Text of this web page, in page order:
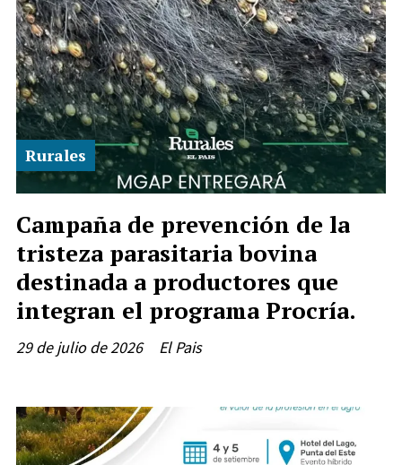
Campaña de prevención de la
tristeza parasitaria bovina
destinada a productores que
integran el programa Procría.
El Pais
Rurales
29 de julio de 2026